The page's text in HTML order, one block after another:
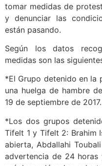
tomar medidas de
y denunciar las
están pasando.
Según los datos
medidas son las
*El Grupo detenido en la
una huelga de hambre
19 de septiembre de 2017.
*Los dos grupos
Tifelt 1 y Tifelt 2: Brahim
abierta, Abdallahi
advertencia de 24